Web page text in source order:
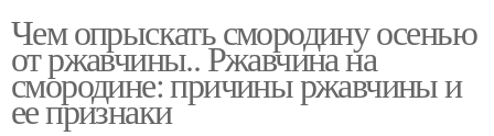
Чем опрыскать смородину осенью
от ржавчины.. Ржавчина на
смородине: причины ржавчины и
ее признаки